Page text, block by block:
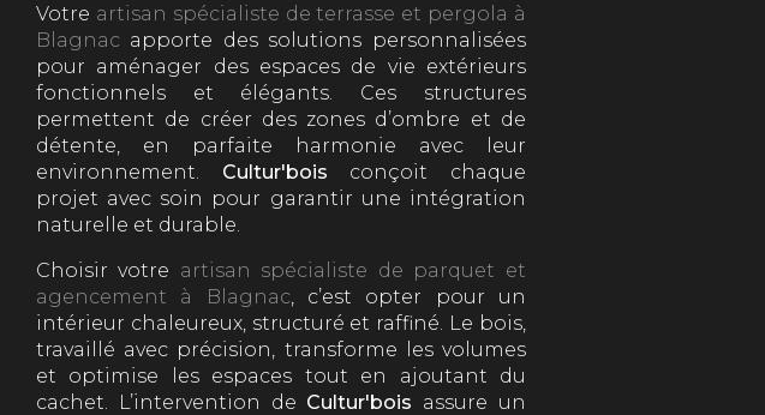
Votre artisan spécialiste de terrasse et pergola à
Blagnac apporte des solutions personnalisées
pour aménager des espaces de vie extérieurs
fonctionnels et élégants. Ces structures
permettent de créer des zones d’ombre et de
détente, en parfaite harmonie avec leur
environnement. Cultur'bois conçoit chaque
projet avec soin pour garantir une intégration
naturelle et durable.
Choisir votre artisan spécialiste de parquet et
agencement à Blagnac, c’est opter pour un
intérieur chaleureux, structuré et raffiné. Le bois,
travaillé avec précision, transforme les volumes
et optimise les espaces tout en ajoutant du
cachet. L’intervention de Cultur'bois assure un